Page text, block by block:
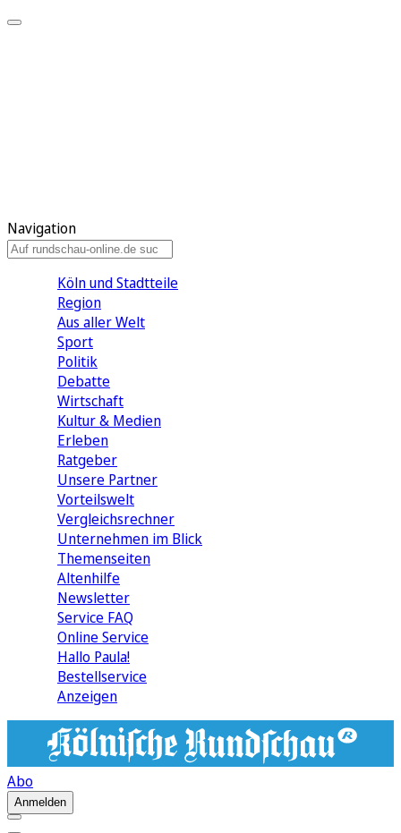
Navigation
Köln und Stadtteile
Region
Aus aller Welt
Sport
Politik
Debatte
Wirtschaft
Kultur & Medien
Erleben
Ratgeber
Unsere Partner
Vorteilswelt
Vergleichsrechner
Unternehmen im Blick
Themenseiten
Altenhilfe
Newsletter
Service FAQ
Online Service
Hallo Paula!
Bestellservice
Anzeigen
Abo
Anmelden